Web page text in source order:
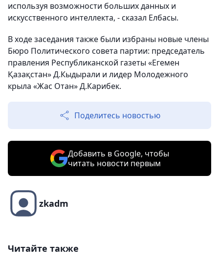
используя возможности больших данных и
искусственного интеллекта, - сказал Елбасы.
В ходе заседания также были избраны новые члены
Бюро Политического совета партии: председатель
правления Республиканской газеты «Егемен
Қазақстан» Д.Кыдырали и лидер Молодежного
крыла «Жас Отан» Д.Карибек.
Поделитесь новостью
Добавить в Google, чтобы
читать новости первым
zkadm
Читайте также